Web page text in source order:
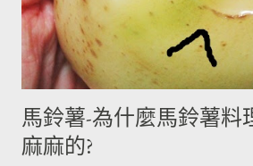
馬鈴薯-為什麼馬鈴薯料
麻麻的?